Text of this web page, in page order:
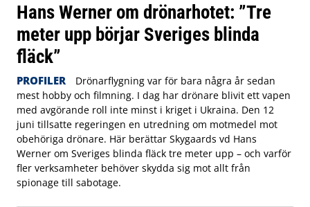
Hans Werner om drönarhotet: ”Tre
meter upp börjar Sveriges blinda
fläck”
PROFILER
Drönarflygning var för bara några år sedan
mest hobby och filmning. I dag har drönare blivit ett vapen
med avgörande roll inte minst i kriget i Ukraina. Den 12
juni tillsatte regeringen en utredning om motmedel mot
obehöriga drönare. Här berättar Skygaards vd Hans
Werner om Sveriges blinda fläck tre meter upp – och varför
fler verksamheter behöver skydda sig mot allt från
spionage till sabotage.